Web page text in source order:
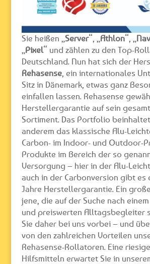
Sie heißen „ Server“, „ Athlon“, „
Pixel“ und zählen zu den Top-
Deutschland. Nun hat sich der
Rehasense, ein internationales
Sitz in Dänemark, etwas ganz
einfallen lassen. Rehasense
Herstellergarantie auf sein
Sortiment. Das Portfolio
anderem das klassische Alu-
Carbon- im Indoor- und Outdoor-
Produkte im Bereich der so
Versorgung – hier in der Alu-
auch in der Carbonversion gibt es
Jahre Herstellergarantie. Ein
jene, die auf der Suche nach
und preiswerten Alltagsbegleiter
Sie daher bei uns vorbei – und
von den zahlreichen Vorteilen
Rehasense-Rollatoren. Eine
Hilfsmitteln erwartet Sie in